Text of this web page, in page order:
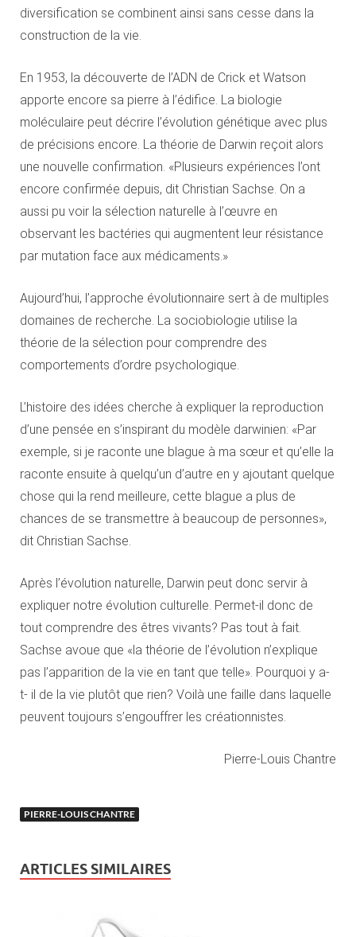
diversification se combinent ainsi sans cesse dans la
construction de la vie.
En 1953, la découverte de l’ADN de Crick et Watson
apporte encore sa pierre à l’édifice. La biologie
moléculaire peut décrire l’évolution génétique avec plus
de précisions encore. La théorie de Darwin reçoit alors
une nouvelle confirmation. «Plusieurs expériences l’ont
encore confirmée depuis, dit Christian Sachse. On a
aussi pu voir la sélection naturelle à l’œuvre en
observant les bactéries qui augmentent leur résistance
par mutation face aux médicaments.»
Aujourd’hui, l’approche évolutionnaire sert à de multiples
domaines de recherche. La sociobiologie utilise la
théorie de la sélection pour comprendre des
comportements d’ordre psychologique.
L’histoire des idées cherche à expliquer la reproduction
d’une pensée en s’inspirant du modèle darwinien: «Par
exemple, si je raconte une blague à ma sœur et qu’elle la
raconte ensuite à quelqu’un d’autre en y ajoutant quelque
chose qui la rend meilleure, cette blague a plus de
chances de se transmettre à beaucoup de personnes»,
dit Christian Sachse.
Après l’évolution naturelle, Darwin peut donc servir à
expliquer notre évolution culturelle. Permet-il donc de
tout comprendre des êtres vivants? Pas tout à fait.
Sachse avoue que «la théorie de l’évolution n’explique
pas l’apparition de la vie en tant que telle». Pourquoi y a-
t- il de la vie plutôt que rien? Voilà une faille dans laquelle
peuvent toujours s’engouffrer les créationnistes.
Pierre-Louis Chantre
PIERRE-LOUIS CHANTRE
ARTICLES SIMILAIRES